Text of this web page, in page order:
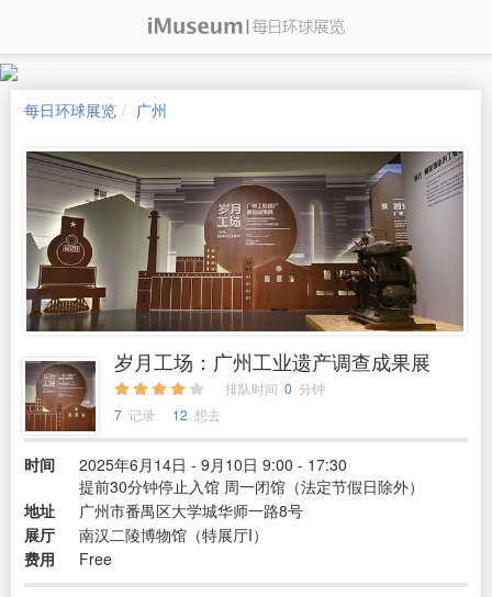
每日环球展览 广州
岁月工场：广州工业遗产调查成果展
排队时间 0 分钟
7 记录 12 想去
时间
2025年6月14日 - 9月10日 9:00 - 17:30
提前30分钟停止入馆 周一闭馆（法定节假日除外）
地址
广州市番禺区大学城华师一路8号
展厅
南汉二陵博物馆（特展厅I）
费用
Free